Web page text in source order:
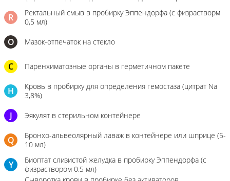
R
Ректальный смыв в пробирку Эппендорфа (с физрастворм
0,5 мл)
О Мазок-отпечаток на стекло
C Паренхиматозные органы в герметичном пакете
H
Кровь в пробирку для определения гемостаза (цитрат Na
3,8%)
J Эякулят в стерильном контейнере
Q
Бронхо-альвеолярный лаваж в контейнере или шприце (5-
10 мл)
Y
Биоптат слизистой желудка в пробирку Эппендорфа (с
физраствором 0.5 мл)